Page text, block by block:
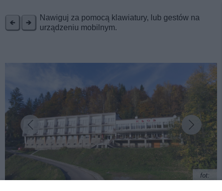
Nawiguj za pomocą klawiatury, lub gestów na
urządzeniu mobilnym.
fot: